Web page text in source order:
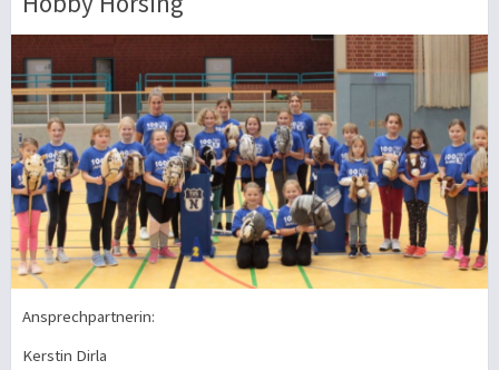
Ansprechpartnerin:
Kerstin Dirla